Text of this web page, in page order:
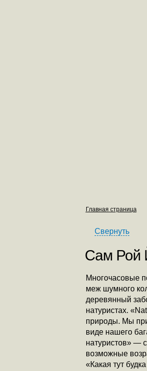
Главная страница
Свернуть
Сам Рой
Многочасовые
меж шумного
деревянный
натуристах.
природы. Мы
виде нашего
натуристов» —
возможные
«Какая тут